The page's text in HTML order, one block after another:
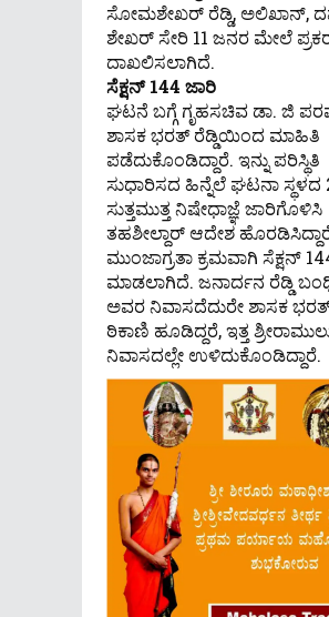
ಸೋಮಶೇಖರ್ ರೆಡ್ಡಿ, ಅಲಿಖಾನ್​​​,
ಶೇಖರ್ ಸೇರಿ 11 ಜನರ ಮೇಲೆ
ದಾಖಲಿಸಲಾಗಿದೆ.
ಸೆಕ್ಷನ್ 144 ಜಾರಿ
ಘಟನೆ ಬಗ್ಗೆ ಗೃಹಸಚಿವ ಡಾ. ಜಿ
ಶಾಸಕ ಭರತ್​ ರೆಡ್ಡಿಯಿಂದ ಮಾಹಿತಿ
ಪಡೆದುಕೊಂಡಿದ್ದಾರೆ. ಇನ್ನು ಪರಿಸ್ಥಿತಿ
ಸುಧಾರಿಸದ ಹಿನ್ನೆಲೆ ಘಟನಾ ಸ್ಥಳದ
ಸುತ್ತಮುತ್ತ ನಿಷೇಧಾಜ್ಞೆ ಜಾರಿಗೊಳಿಸಿ
ತಹಶೀಲ್ದಾರ್​ ಆದೇಶ
ಮುಂಜಾಗ್ರತಾ ಕ್ರಮವಾಗಿ ಸೆಕ್ಷನ್
ಮಾಡಲಾಗಿದೆ. ಜನಾರ್ದನ ರೆಡ್ಡಿ
ಅವರ ನಿವಾಸದೆದುರೇ ಶಾಸಕ ಭರತ್
ಠಿಕಾಣಿ ಹೂಡಿದ್ದರೆ, ಇತ್ತ
ನಿವಾಸದಲ್ಲೇ ಉಳಿದುಕೊಂಡಿದ್ದಾರೆ.